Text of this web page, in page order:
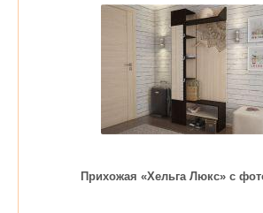
Прихожая «Хельга Люкс» с